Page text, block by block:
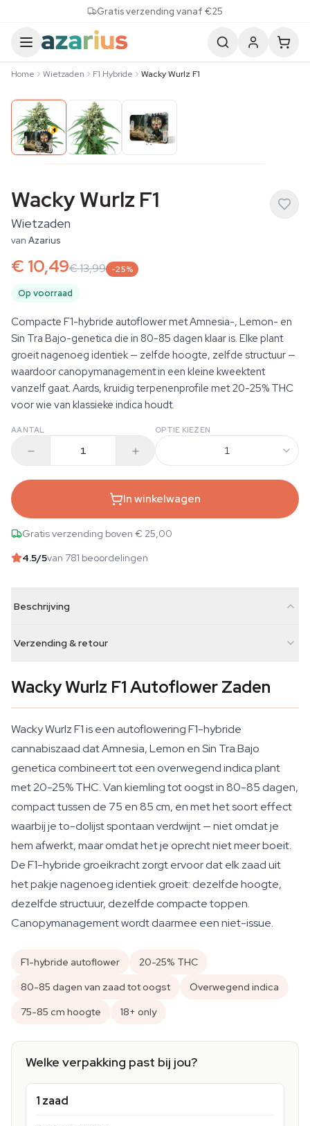
Gratis verzending vanaf €25
Home Wietzaden F1 Hybride Wacky Wurlz F1
Wacky Wurlz F1
Wietzaden
van Azarius
€ 10,49€ 13,99 -25%
Op voorraad
Compacte F1-hybride autoflower met Amnesia-, Lemon- en
Sin Tra Bajo-genetica die in 80-85 dagen klaar is. Elke plant
groeit nagenoeg identiek — zelfde hoogte, zelfde structuur —
waardoor canopymanagement in een kleine kweektent
vanzelf gaat. Aards, kruidig terpenenprofile met 20-25% THC
voor wie van klassieke indica houdt.
AANTAL OPTIE KIEZEN
1
In winkelwagen
Gratis verzending boven € 25,00
4.5/5van 781 beoordelingen
Beschrijving
Verzending & retour
Wacky Wurlz F1 Autoflower Zaden
Wacky Wurlz F1 is een autoflowering F1-hybride
cannabiszaad dat Amnesia, Lemon en Sin Tra Bajo
genetica combineert tot een overwegend indica plant
met 20-25% THC. Van kiemling tot oogst in 80-85 dagen,
compact tussen de 75 en 85 cm, en met het soort effect
waarbij je to-dolijst spontaan verdwijnt — niet omdat je
hem afwerkt, maar omdat het je oprecht niet meer boeit.
De F1-hybride groeikracht zorgt ervoor dat elk zaad uit
het pakje nagenoeg identiek groeit: dezelfde hoogte,
dezelfde structuur, dezelfde compacte toppen.
Canopymanagement wordt daarmee een niet-issue.
F1-hybride autoflower
20-25% THC
80-85 dagen van zaad tot oogst
Overwegend indica
75-85 cm hoogte
18+ only
Welke verpakking past bij jou?
1 zaad